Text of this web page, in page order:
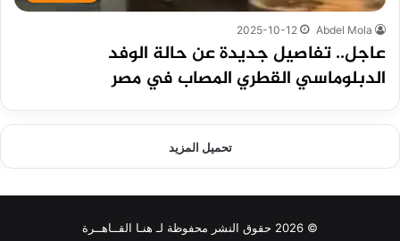
Abdel Mola
2025-10-12
عاجل.. تفاصيل جديدة عن حالة الوفد
الدبلوماسي القطري المصاب في مصر
تحميل المزيد
© 2026 حقوق النشر محفوظة لـ هنـا القــاهــرة